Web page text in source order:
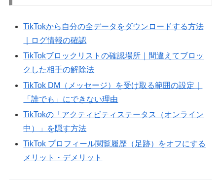
TikTokから自分の全データをダウンロードする方法
｜ログ情報の確認
TikTokブロックリストの確認場所｜間違えてブロッ
クした相手の解除法
TikTok DM（メッセージ）を受け取る範囲の設定｜
「誰でも」にできない理由
TikTokの「アクティビティステータス（オンライン
中）」を隠す方法
TikTok プロフィール閲覧履歴（足跡）をオフにする
メリット・デメリット